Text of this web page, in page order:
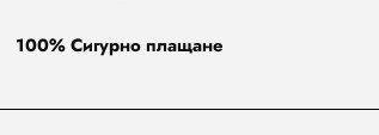
100% Сигурно плащане